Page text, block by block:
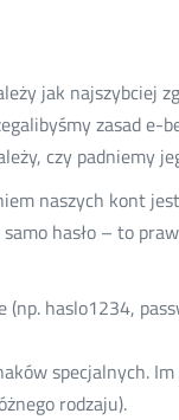
jak najszybciej
zasad
czy padniemy
naszych kont
hasło – to
(np. haslo1234,
specjalnych.
rodzaju).